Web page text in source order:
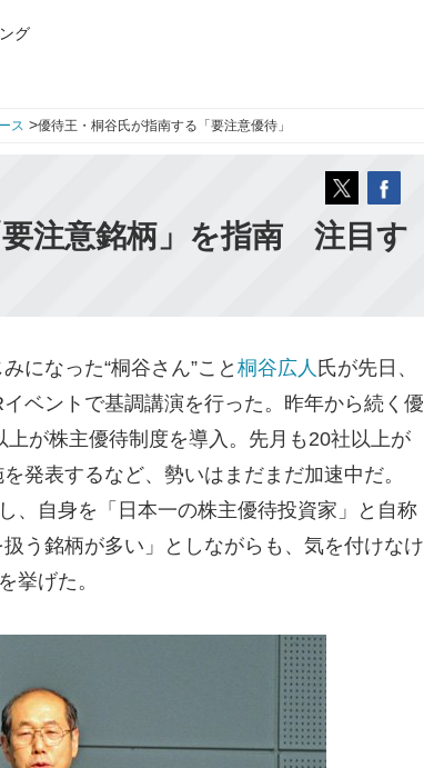
グ
ス >優待王・桐谷氏が指南する「要注意優待」
要注意銘柄」を指南 注目す
になった“桐谷さん”こと 桐谷広人 氏が先日、
ベントで基調講演を行った。昨年から続く優
が株主優待制度を導入。先月も20社以上が
発表するなど、勢いはまだまだ加速中だ。
、自身を「日本一の株主優待投資家」と自称
う銘柄が多い」としながらも、気を付けなけ
挙げた。